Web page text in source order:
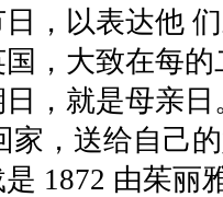
，以表达他
，大致在每
，就是母亲
家，送给自己
1872 由茱丽